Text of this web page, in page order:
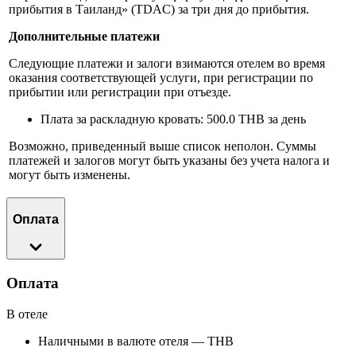
прибытия в Таиланд» (TDAC) за три дня до прибытия.
Дополнительные платежи
Следующие платежи и залоги взимаются отелем во время
оказания соответствующей услуги, при регистрации по
прибытии или регистрации при отъезде.
Плата за раскладную кровать: 500.0 THB за день
Возможно, приведенный выше список неполон. Суммы
платежей и залогов могут быть указаны без учета налога и
могут быть изменены.
Оплата
Оплата
В отеле
Наличными в валюте отеля — THB